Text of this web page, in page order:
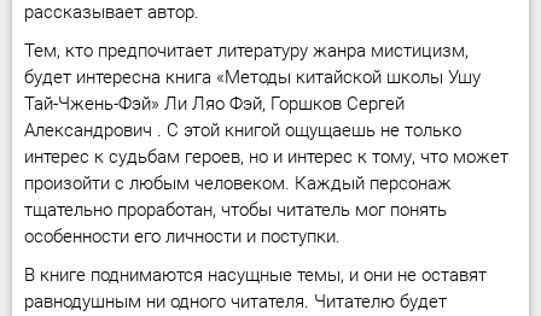
рассказывает автор.
Тем, кто предпочитает литературу жанра мистицизм,
будет интересна книга «Методы китайской школы Ушу
Тай-Чжень-Фэй» Ли Ляо Фэй, Горшков Сергей
Александрович . С этой книгой ощущаешь не только
интерес к судьбам героев, но и интерес к тому, что может
произойти с любым человеком. Каждый персонаж
тщательно проработан, чтобы читатель мог понять
особенности его личности и поступки.
В книге поднимаются насущные темы, и они не оставят
равнодушным ни одного читателя. Читателю будет